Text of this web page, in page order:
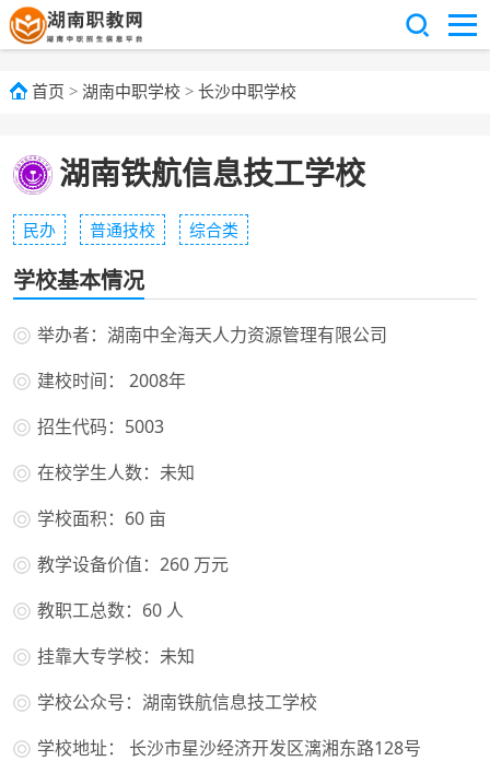
首页 > 湖南中职学校 > 长沙中职学校
湖南铁航信息技工学校
民办 普通技校 综合类
学校基本情况
举办者：湖南中全海天人力资源管理有限公司
建校时间： 2008年
招生代码：5003
在校学生人数：未知
学校面积：60 亩
教学设备价值：260 万元
教职工总数：60 人
挂靠大专学校：未知
学校公众号：湖南铁航信息技工学校
学校地址： 长沙市星沙经济开发区漓湘东路128号